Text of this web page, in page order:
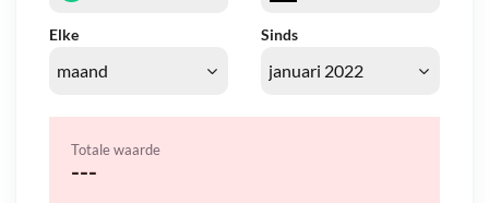
Elke Sinds
Totale waarde
---